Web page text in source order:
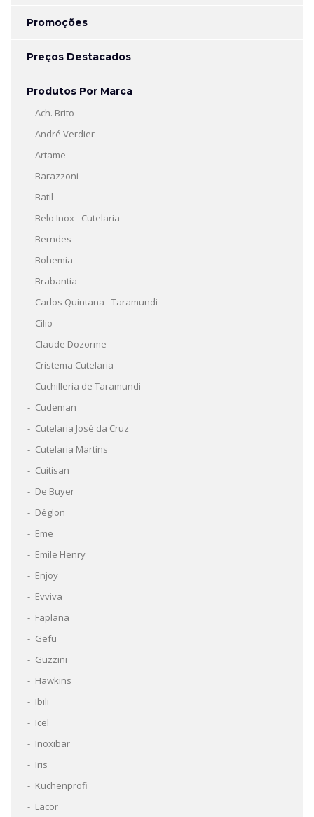
Promoções
Preços Destacados
Produtos Por Marca
Ach. Brito
André Verdier
Artame
Barazzoni
Batil
Belo Inox - Cutelaria
Berndes
Bohemia
Brabantia
Carlos Quintana - Taramundi
Cilio
Claude Dozorme
Cristema Cutelaria
Cuchilleria de Taramundi
Cudeman
Cutelaria José da Cruz
Cutelaria Martins
Cuitisan
De Buyer
Déglon
Eme
Emile Henry
Enjoy
Evviva
Faplana
Gefu
Guzzini
Hawkins
Ibili
Icel
Inoxibar
Iris
Kuchenprofi
Lacor